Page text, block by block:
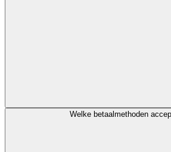
Welke betaalmethoden